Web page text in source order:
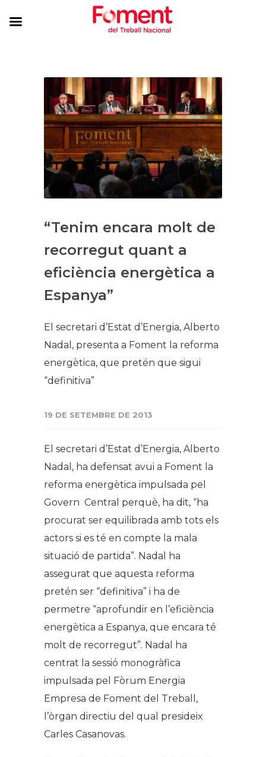
​“Tenim encara molt de
recorregut quant a
eficiència energètica a
Espanya”​​​​​​
​El secretari d’Estat d’Energia, Alberto
Nadal, presenta a Foment la reforma
energètica, que pretén que sigui
“definitiva”
19 DE SETEMBRE DE 2013
El secretari d’Estat d’Energia, Alberto
Nadal, ha defensat avui a Foment la
reforma energètica impulsada pel
Govern Central perquè, ha dit, “ha
procurat ser equilibrada amb tots els
actors si es té en compte la mala
situació de partida”. Nadal ha
assegurat que aquesta reforma
pretén ser “definitiva” i ha de
permetre “aprofundir en l’eficiència
energètica a Espanya, que encara té
molt de recorregut”. Nadal ha
centrat la sessió monogràfica
impulsada pel Fòrum Energia
Empresa de Foment del Treball,
l’òrgan directiu del qual presideix
Carles Casanovas.